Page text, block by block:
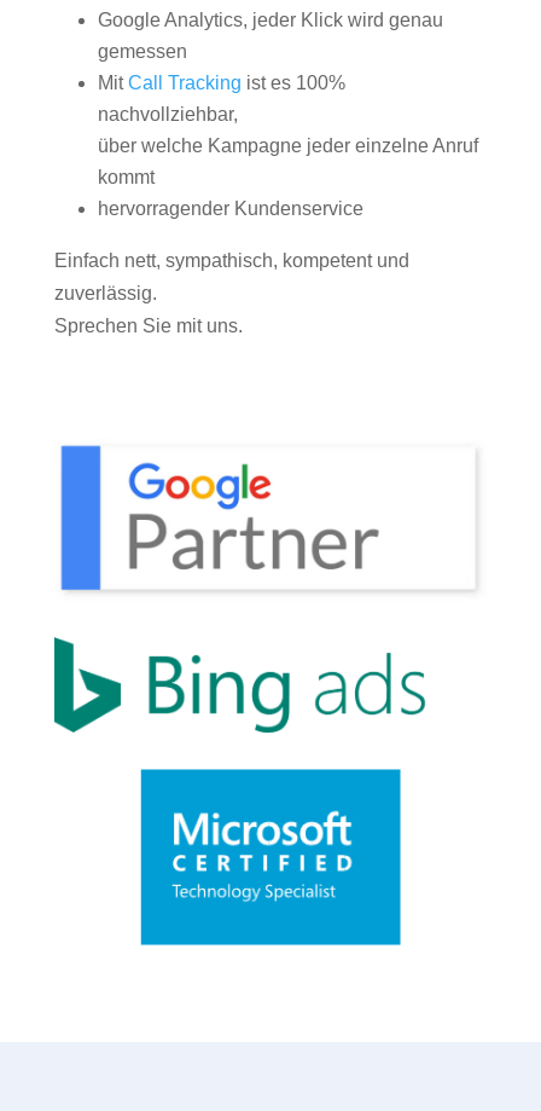
Google Analytics, jeder Klick wird genau
gemessen
MitCall Tracking ist es 100%
nachvollziehbar,
über welche Kampagne jeder einzelne Anruf
kommt
hervorragender Kundenservice
Einfach nett, sympathisch, kompetent und
zuverlässig.
Sprechen Sie mit uns.